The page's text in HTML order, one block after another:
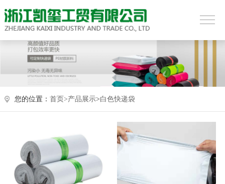
您的位置： 首页>产品展示>白色快递袋